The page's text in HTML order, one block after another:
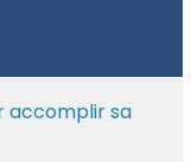
accomplir sa